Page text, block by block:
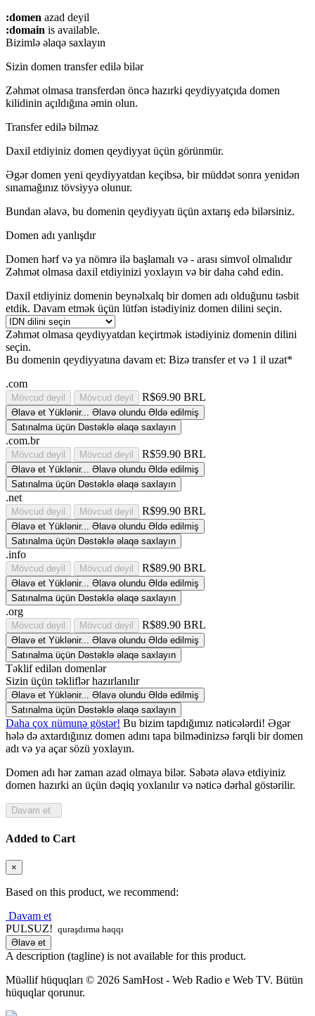
:domen azad deyil
:domain is available.
Bizimlə əlaqə saxlayın
Sizin domen transfer edilə bilər
Zəhmət olmasa transferdən öncə hazırki qeydiyyatçıda domen
kilidinin açıldığına əmin olun.
Transfer edilə bilməz
Daxil etdiyiniz domen qeydiyyat üçün görünmür.
Əgər domen yeni qeydiyyatdan keçibsə, bir müddət sonra yenidən
sınamağınız tövsiyyə olunur.
Bundan əlavə, bu domenin qeydiyyatı üçün axtarış edə bilərsiniz.
Domen adı yanlışdır
Domen hərf və ya nömrə ilə başlamalı və - arası simvol olmalıdır
Zəhmət olmasa daxil etdiyinizi yoxlayın və bir daha cəhd edin.
Daxil etdiyiniz domenin beynəlxalq bir domen adı olduğunu təsbit
etdik. Davam etmək üçün lütfən istədiyiniz domen dilini seçin.
Zəhmət olmasa qeydiyyatdan keçirtmək istədiyiniz domenin dilini
seçin.
Bu domenin qeydiyyatına davam et: Bizə transfer et və 1 il uzat*
.com
Mövcud deyil Mövcud deyil R$69.90 BRL
Əlavə et Yüklənir... Əlavə olundu Əldə edilmiş
Satınalma üçün Dəstəklə əlaqə saxlayın
.com.br
Mövcud deyil Mövcud deyil R$59.90 BRL
Əlavə et Yüklənir... Əlavə olundu Əldə edilmiş
Satınalma üçün Dəstəklə əlaqə saxlayın
.net
Mövcud deyil Mövcud deyil R$99.90 BRL
Əlavə et Yüklənir... Əlavə olundu Əldə edilmiş
Satınalma üçün Dəstəklə əlaqə saxlayın
.info
Mövcud deyil Mövcud deyil R$89.90 BRL
Əlavə et Yüklənir... Əlavə olundu Əldə edilmiş
Satınalma üçün Dəstəklə əlaqə saxlayın
.org
Mövcud deyil Mövcud deyil R$89.90 BRL
Əlavə et Yüklənir... Əlavə olundu Əldə edilmiş
Satınalma üçün Dəstəklə əlaqə saxlayın
Təklif edilən domenlər
Sizin üçün təkliflər hazırlanılır
Əlavə et Yüklənir... Əlavə olundu Əldə edilmiş
Satınalma üçün Dəstəklə əlaqə saxlayın
Daha çox nümunə göstər! Bu bizim tapdığımız nəticələrdi! Əgər
hələ də axtardığınız domen adını tapa bilmədinizsə fərqli bir domen
adı və ya açar sözü yoxlayın.
Domen adı hər zaman azad olmaya bilər. Səbətə əlavə etdiyiniz
domen hazırki an üçün dəqiq yoxlanılır və nəticə dərhal göstərilir.
Added to Cart
×
Based on this product, we recommend:
Davam et
PULSUZ! quraşdırma haqqı
Əlavə et
A description (tagline) is not available for this product.
Müəllif hüquqları © 2026 SamHost - Web Radio e Web TV. Bütün
hüquqlar qorunur.